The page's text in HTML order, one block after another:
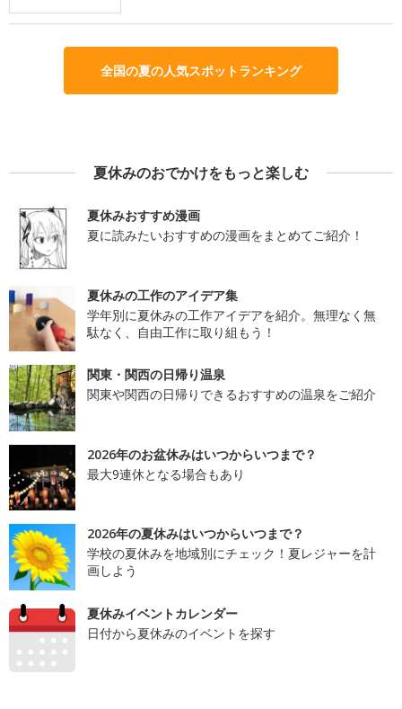
全国の夏の人気スポットランキング
夏休みのおでかけをもっと楽しむ
夏休みおすすめ漫画
夏に読みたいおすすめの漫画をまとめてご紹介！
夏休みの工作のアイデア集
学年別に夏休みの工作アイデアを紹介。無理なく無
駄なく、自由工作に取り組もう！
関東・関西の日帰り温泉
関東や関西の日帰りできるおすすめの温泉をご紹介
2026年のお盆休みはいつからいつまで？
最大9連休となる場合もあり
2026年の夏休みはいつからいつまで？
学校の夏休みを地域別にチェック！夏レジャーを計
画しよう
夏休みイベントカレンダー
日付から夏休みのイベントを探す